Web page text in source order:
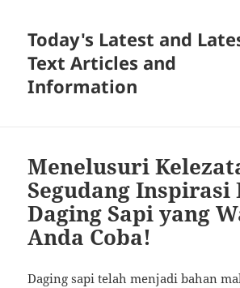
Today's Latest and
Text Articles and
Information
Menelusuri
Segudang
Daging Sapi yang
Anda Coba!
Daging sapi telah menjadi bahan